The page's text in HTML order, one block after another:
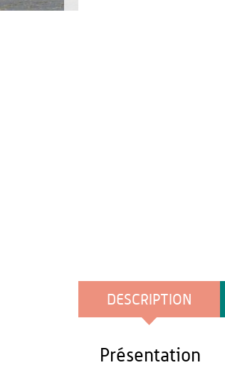
DESCRIPTION
Présentation